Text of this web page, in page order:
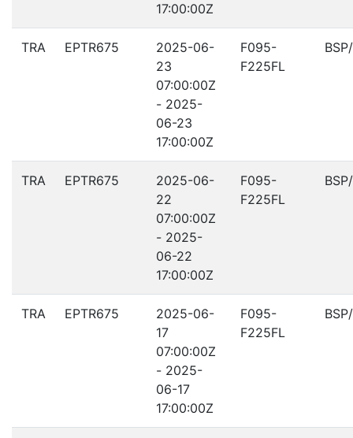
17:00:00Z
TRA EPTR675
2025-06-
23
07:00:00Z
- 2025-
06-23
17:00:00Z
F095-
F225FL
TRA EPTR675
2025-06-
22
07:00:00Z
- 2025-
06-22
17:00:00Z
F095-
F225FL
TRA EPTR675
2025-06-
17
07:00:00Z
- 2025-
06-17
17:00:00Z
F095-
F225FL